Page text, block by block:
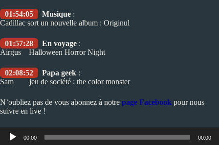
01:54:05 Musique :
Cadillac sort un nouvelle album : Originul
01:57:28 En voyage :
Airgus Halloween Horror Night
02:08:52 Papa geek :
Sam jeu de société : the color monster
N’oubliez pas de vous abonnez à notre page Facebook pour nous
suivre en live !
Lecteur
audio
00:00 00:00